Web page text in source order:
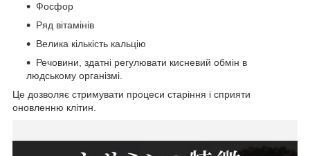
Фосфор
Ряд вітамінів
Велика кількість кальцію
Речовини, здатні регулювати кисневий обмін в
людському організмі.
Це дозволяє стримувати процеси старіння і сприяти
оновленню клітин.